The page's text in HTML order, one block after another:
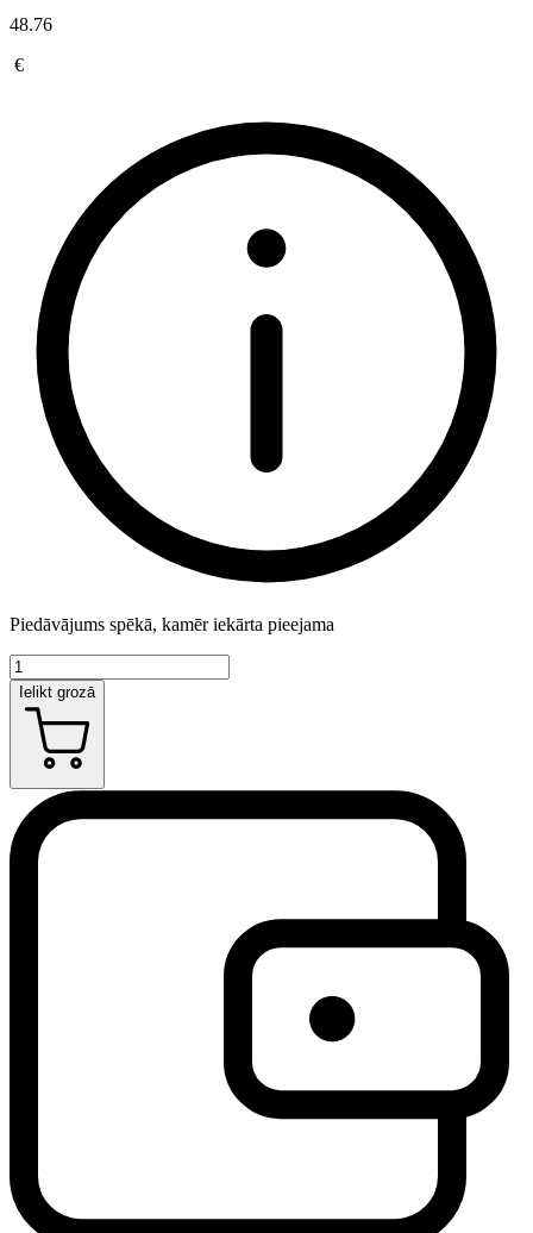
48.76
€
Piedāvājums spēkā, kamēr iekārta pieejama
Ielikt grozā